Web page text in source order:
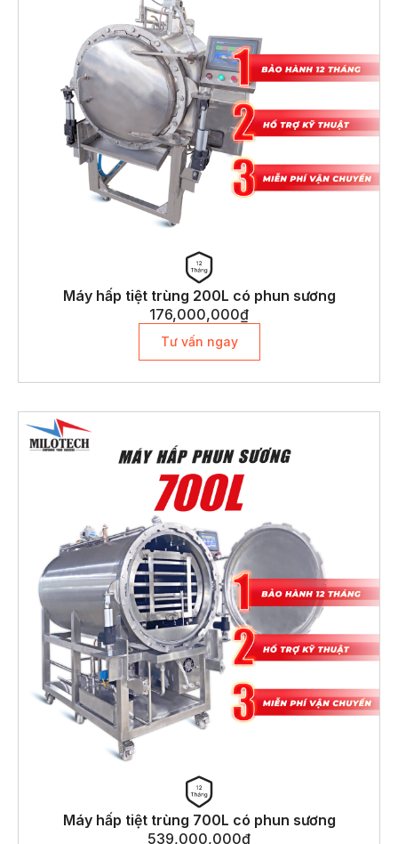
Máy hấp tiệt trùng 200L có phun sương
176,000,000₫
Tư vấn ngay
Máy hấp tiệt trùng 700L có phun sương
539,000,000₫